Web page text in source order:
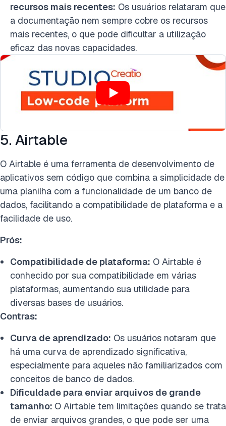
recursos mais recentes: Os usuários relataram que
a documentação nem sempre cobre os recursos
mais recentes, o que pode dificultar a utilização
eficaz das novas capacidades.
5. Airtable
O Airtable é uma ferramenta de desenvolvimento de
aplicativos sem código que combina a simplicidade de
uma planilha com a funcionalidade de um banco de
dados, facilitando a compatibilidade de plataforma e a
facilidade de uso.
Prós:
Compatibilidade de plataforma: O Airtable é
conhecido por sua compatibilidade em várias
plataformas, aumentando sua utilidade para
diversas bases de usuários.
Contras:
Curva de aprendizado: Os usuários notaram que
há uma curva de aprendizado significativa,
especialmente para aqueles não familiarizados com
conceitos de banco de dados.
Dificuldade para enviar arquivos de grande
tamanho: O Airtable tem limitações quando se trata
de enviar arquivos grandes, o que pode ser uma